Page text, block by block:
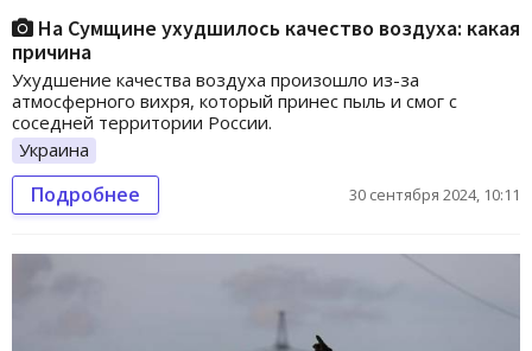
На Сумщине ухудшилось качество воздуха: какая
причина
Ухудшение качества воздуха произошло из-за
атмосферного вихря, который принес пыль и смог с
соседней территории России.
Украина
Подробнее 30 сентября 2024, 10:11